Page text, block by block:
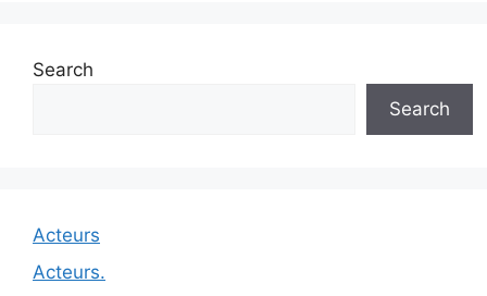
Search
Search
Acteurs
Acteurs.